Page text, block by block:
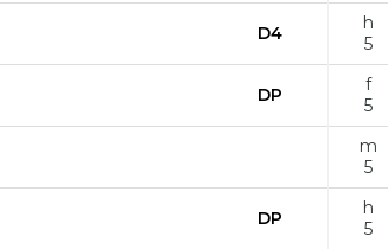
D4
h
5
DP
f
5
m
5
DP
h
5